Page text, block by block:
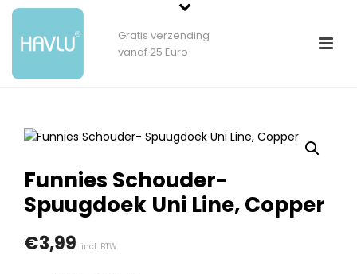
Gratis verzending
vanaf 25 Euro
Funnies Schouder-
Spuugdoek Uni Line, Copper
€3,99 incl. BTW